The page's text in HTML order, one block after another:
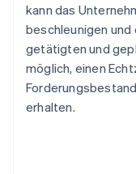
kann das
beschleunigen
getätigten und
möglich, einen
erhalten.